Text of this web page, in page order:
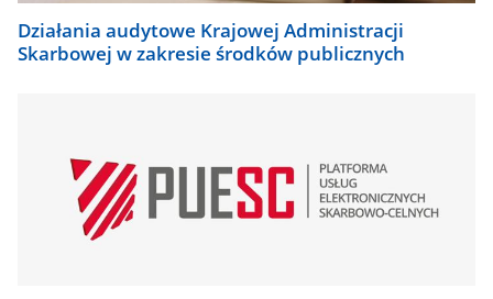
Działania audytowe Krajowej Administracji
Skarbowej w zakresie środków publicznych